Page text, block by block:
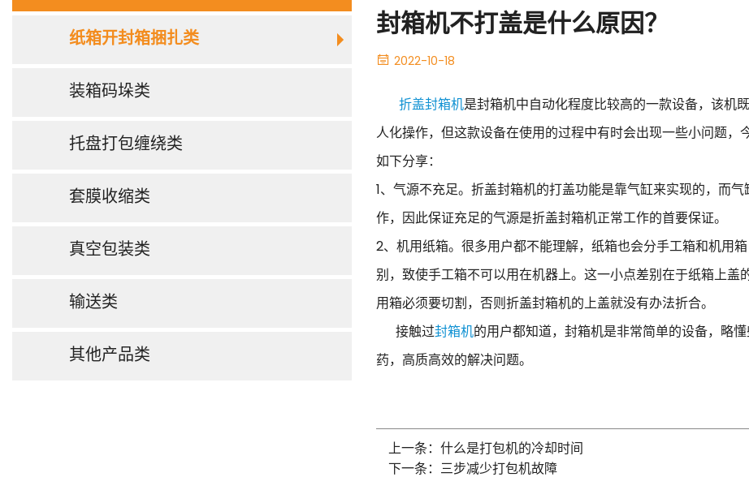
纸箱开封箱捆扎类
装箱码垛类
托盘打包缠绕类
套膜收缩类
真空包装类
输送类
其他产品类
封箱机不打盖是什么原因？
2022-10-18
折盖封箱机是封箱机中自动化程度比较高的一款设备，该机
人化操作，但这款设备在使用的过程中有时会出现一些小问题
如下分享：
1、气源不充足。折盖封箱机的打盖功能是靠气缸来实现的，而
作，因此保证充足的气源是折盖封箱机正常工作的首要保证。
2、机用纸箱。很多用户都不能理解，纸箱也会分手工箱和机用
别，致使手工箱不可以用在机器上。这一小点差别在于纸箱上
用箱必须要切割，否则折盖封箱机的上盖就没有办法折合。
接触过封箱机的用户都知道，封箱机是非常简单的设备，略
药，高质高效的解决问题。
上一条：什么是打包机的冷却时间
下一条：三步减少打包机故障